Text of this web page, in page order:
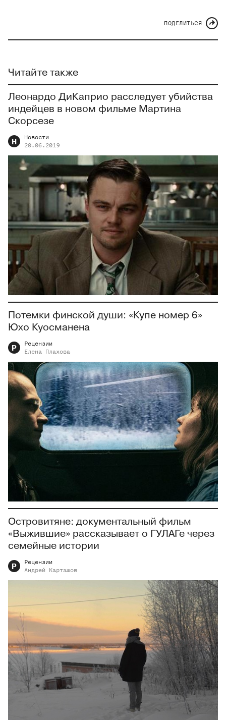
ПОДЕЛИТЬСЯ
Читайте также
Леонардо ДиКаприо расследует убийства
индейцев в новом фильме Мартина
Скорсезе
Н
Новости
20.06.2019
Потемки финской души: «Купе номер 6»
Юхо Куосманена
Р
Рецензии
Елена
Плахова
Островитяне: документальный фильм
«Выжившие» рассказывает о ГУЛАГе через
семейные истории
Р
Рецензии
Андрей
Карташов